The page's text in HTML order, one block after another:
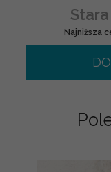
Najniższa